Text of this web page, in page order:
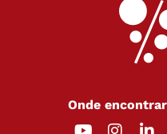
Onde